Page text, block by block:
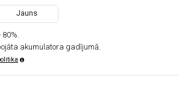
Jauns
akumulatora gadījumā.